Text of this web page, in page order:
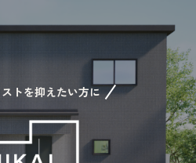
トを抑えたい方に